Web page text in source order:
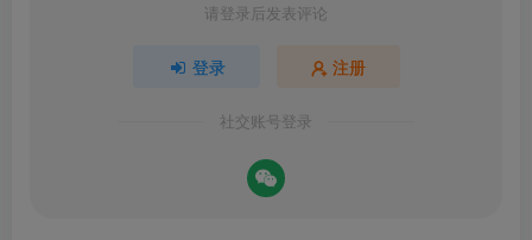
请登录后发表评论
登录 注册
社交账号登录